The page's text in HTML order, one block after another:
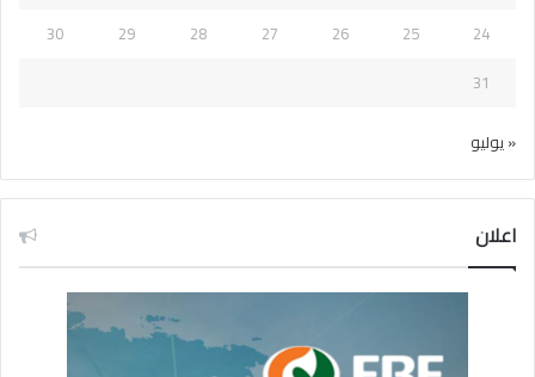
24
25
26
27
28
29
30
31
« يوليو
اعلان